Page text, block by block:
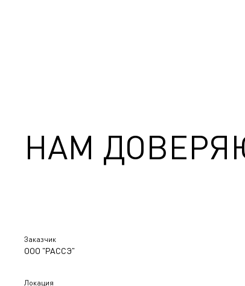
НАМ
Заказчик
ООО "РАССЭ"
Локация